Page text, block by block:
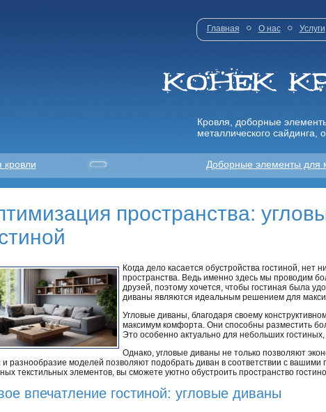
Главная О нас Услуги
Кровля, доборные
металлического сайдинга,
Доборные элементы для
пространства:
Когда дело касается обустройства гостиной, нет
пространства. Ведь именно здесь мы проводим
друзей, поэтому хочется, чтобы гостиная была
диваны являются идеальным решением для
Угловые диваны, благодаря своему
максимум комфорта. Они способны разместить
Это особенно актуально для небольших
Однако, угловые диваны не только позволяют
и разнообразие моделей позволяют подобрать диван в соответствии с
текстильных элементов, вы сможете уютно обустроить пространство
впечатление гостиной: угловые диваны